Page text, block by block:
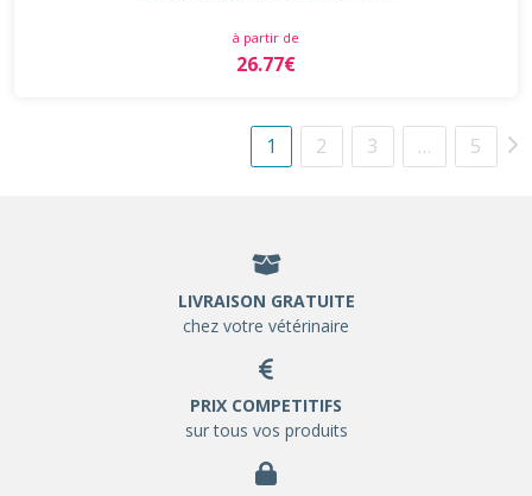
à partir de
26.77€
1 2 3 … 5
LIVRAISON GRATUITE
chez votre vétérinaire
PRIX COMPETITIFS
sur tous vos produits